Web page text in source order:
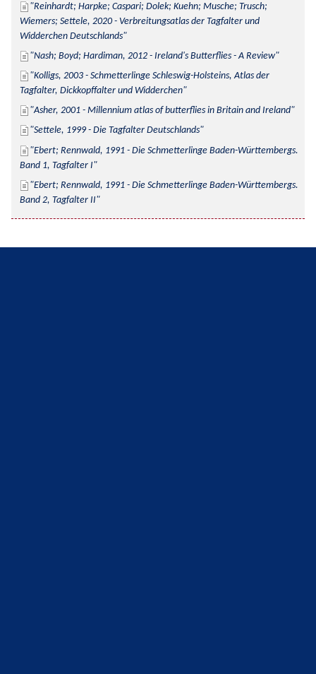
Reinhardt; Harpke; Caspari; Dolek; Kuehn; Musche; Trusch;
Wiemers; Settele, 2020 - Verbreitungsatlas der Tagfalter und
Widderchen Deutschlands
Nash; Boyd; Hardiman, 2012 - Ireland's Butterflies - A Review
Kolligs, 2003 - Schmetterlinge Schleswig-Holsteins, Atlas der
Tagfalter, Dickkopffalter und Widderchen
Asher, 2001 - Millennium atlas of butterflies in Britain and Ireland
Settele, 1999 - Die Tagfalter Deutschlands
Ebert; Rennwald, 1991 - Die Schmetterlinge Baden-Württembergs.
Band 1, Tagfalter I
Ebert; Rennwald, 1991 - Die Schmetterlinge Baden-Württembergs.
Band 2, Tagfalter II